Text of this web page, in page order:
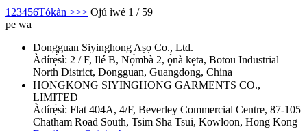
1 23456Tókàn >>> Ojú ìwé 1 / 59
pe wa
Dongguan Siyinghong Aṣọ Co., Ltd.
Àdírẹ́sì: 2 / F, Ilé B, Nọ́mbà 2, ọ̀nà kẹta, Botou Industrial
North District, Dongguan, Guangdong, China
HONGKONG SIYINGHONG GARMENTS CO.,
LIMITED
Àdírẹ́sì: Flat 404A, 4/F, Beverley Commercial Centre, 87-105
Chatham Road South, Tsim Sha Tsui, Kowloon, Hong Kong